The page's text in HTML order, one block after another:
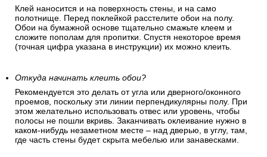
Клей наносится и на поверхность стены, и на само
полотнище. Перед поклейкой расстелите обои на полу.
Обои на бумажной основе тщательно смажьте клеем и
сложите пополам для пропитки. Спустя некоторое время
(точная цифра указана в инструкции) их можно клеить.
Откуда начинать клеить обои?
Рекомендуется это делать от угла или дверного/оконного
проемов, поскольку эти линии перпендикулярны полу. При
этом желательно использовать отвес или уровень, чтобы
полосы не пошли вкривь. Заканчивать оклеивание нужно в
каком-нибудь незаметном месте – над дверью, в углу, там,
где часть стены будет скрыта мебелью или занавесками.